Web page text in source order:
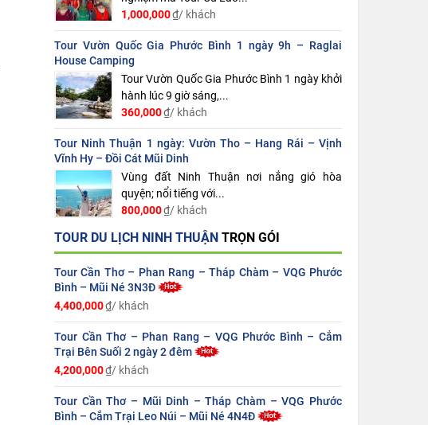
1,000,000₫/ khách
Tour Vườn Quốc Gia Phước Bình 1 ngày 9h – Raglai
House Camping
Tour Vườn Quốc Gia Phước Bình 1 ngày khởi
hành lúc 9 giờ sáng,...
360,000₫/ khách
Tour Ninh Thuận 1 ngày: Vườn Tho – Hang Rái – Vịnh
Vĩnh Hy – Đồi Cát Mũi Dinh
Vùng đất Ninh Thuận nơi nắng gió hòa
quyện; nổi tiếng với...
800,000₫/ khách
TOUR DU LỊCH NINH THUẬN TRỌN GÓI
Tour Cần Thơ – Phan Rang – Tháp Chàm – VQG Phước
Bình – Mũi Né 3N3Đ
4,400,000₫/ khách
Tour Cần Thơ – Phan Rang – VQG Phước Bình – Cắm
Trại Bên Suối 2 ngày 2 đêm
4,200,000₫/ khách
Tour Cần Thơ – Mũi Dinh – Tháp Chàm – VQG Phước
Bình – Cắm Trại Leo Núi – Mũi Né 4N4Đ